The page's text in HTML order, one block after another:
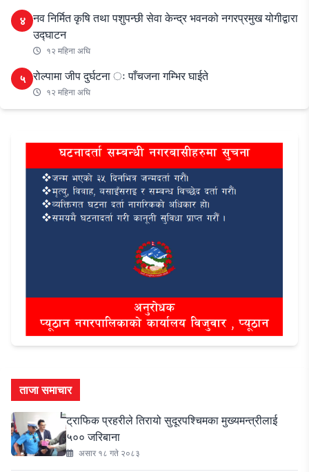
४ नव निर्मित कृषि तथा पशुपन्छी सेवा केन्द्र भवनको नगरप्रमुख योगीद्वारा
उद्घाटन
१२ महिना अघि
५ रोल्पामा जीप दुर्घटना ः पाँचजना गम्भिर घाईते
१२ महिना अघि
ताजा समाचार
ट्राफिक प्रहरीले तिरायो सुदूरपश्चिमका मुख्यमन्त्रीलाई
५०० जरिबाना
असार १८ गते २०८३